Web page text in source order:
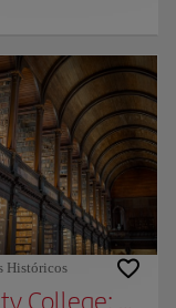
Históricos
College: The